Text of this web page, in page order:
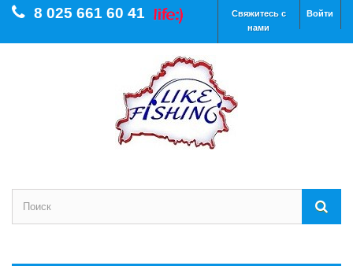
Войти
Свяжитесь с
нами
8 025 661 60 41